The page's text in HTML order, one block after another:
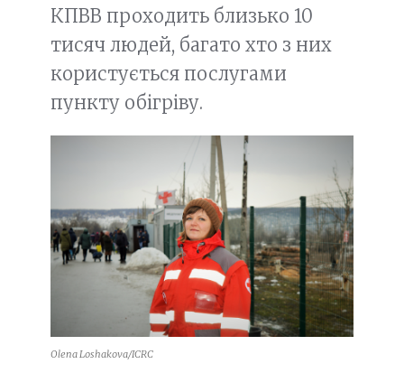
КПВВ проходить близько 10
тисяч людей, багато хто з них
користується послугами
пункту обігріву.
Olena Loshakova/ICRC